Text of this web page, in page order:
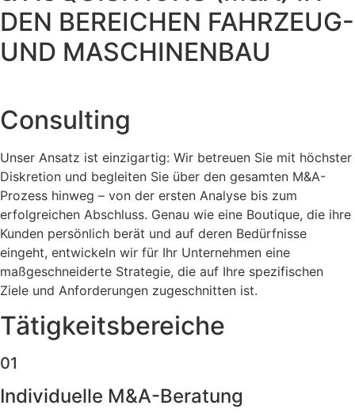
DEN BEREICHEN FAHRZEUG-
UND MASCHINENBAU
Consulting
Unser Ansatz ist einzigartig: Wir betreuen Sie mit höchster
Diskretion und begleiten Sie über den gesamten M&A-
Prozess hinweg – von der ersten Analyse bis zum
erfolgreichen Abschluss. Genau wie eine Boutique, die ihre
Kunden persönlich berät und auf deren Bedürfnisse
eingeht, entwickeln wir für Ihr Unternehmen eine
maßgeschneiderte Strategie, die auf Ihre spezifischen
Ziele und Anforderungen zugeschnitten ist.
Tätigkeitsbereiche
01
Individuelle M&A-Beratung